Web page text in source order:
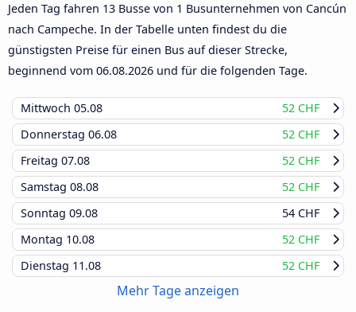
Jeden Tag fahren 13 Busse von 1 Busunternehmen von Cancún
nach Campeche. In der Tabelle unten findest du die
günstigsten Preise für einen Bus auf dieser Strecke,
beginnend vom 06.08.2026 und für die folgenden Tage.
Mittwoch 05.08
52 CHF
Donnerstag 06.08
52 CHF
Freitag 07.08
52 CHF
Samstag 08.08
52 CHF
Sonntag 09.08
54 CHF
Montag 10.08
52 CHF
Dienstag 11.08 52 CHF
Mehr Tage anzeigen